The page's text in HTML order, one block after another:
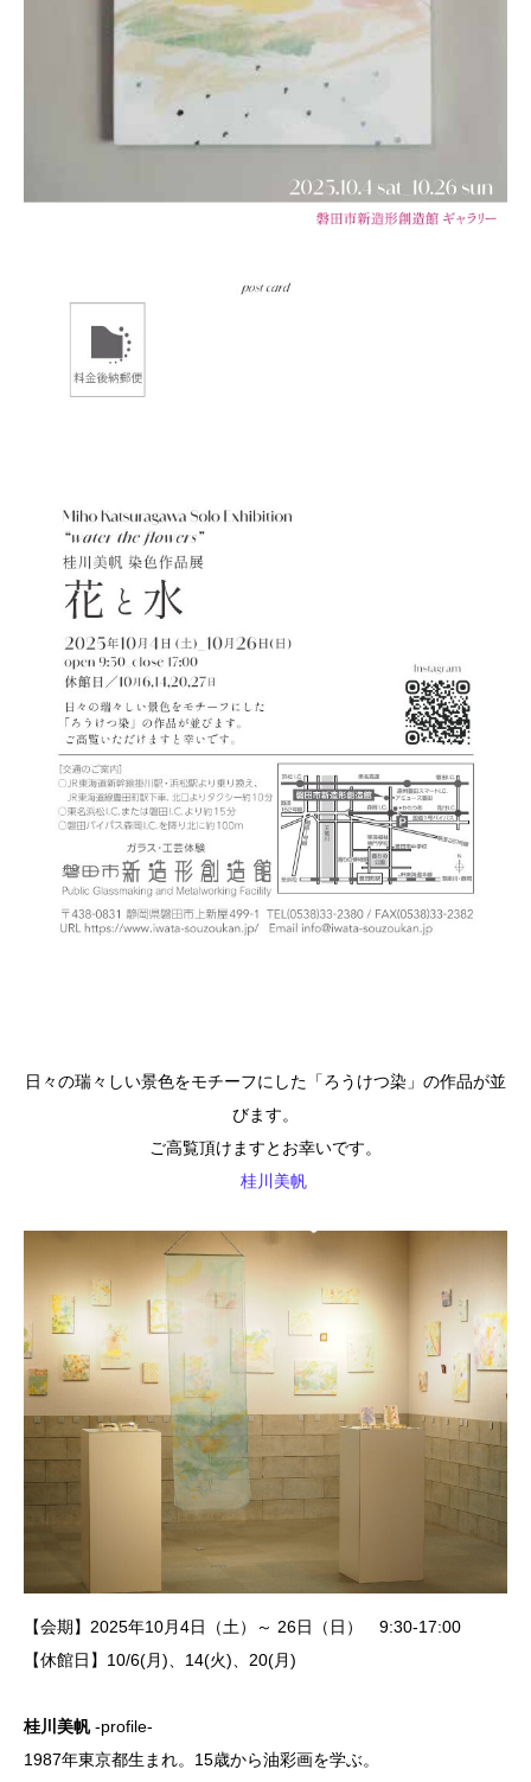
日々の瑞々しい景色をモチーフにした「ろうけつ染」の作品が並
びます。
ご高覧頂けますとお幸いです。
桂川美帆
【会期】2025年10月4日（土）～ 26日（日） 9:30-17:00
【休館日】10/6(月)、14(火)、20(月)
桂川美帆-profile-
1987年東京都生まれ。15歳から油彩画を学ぶ。